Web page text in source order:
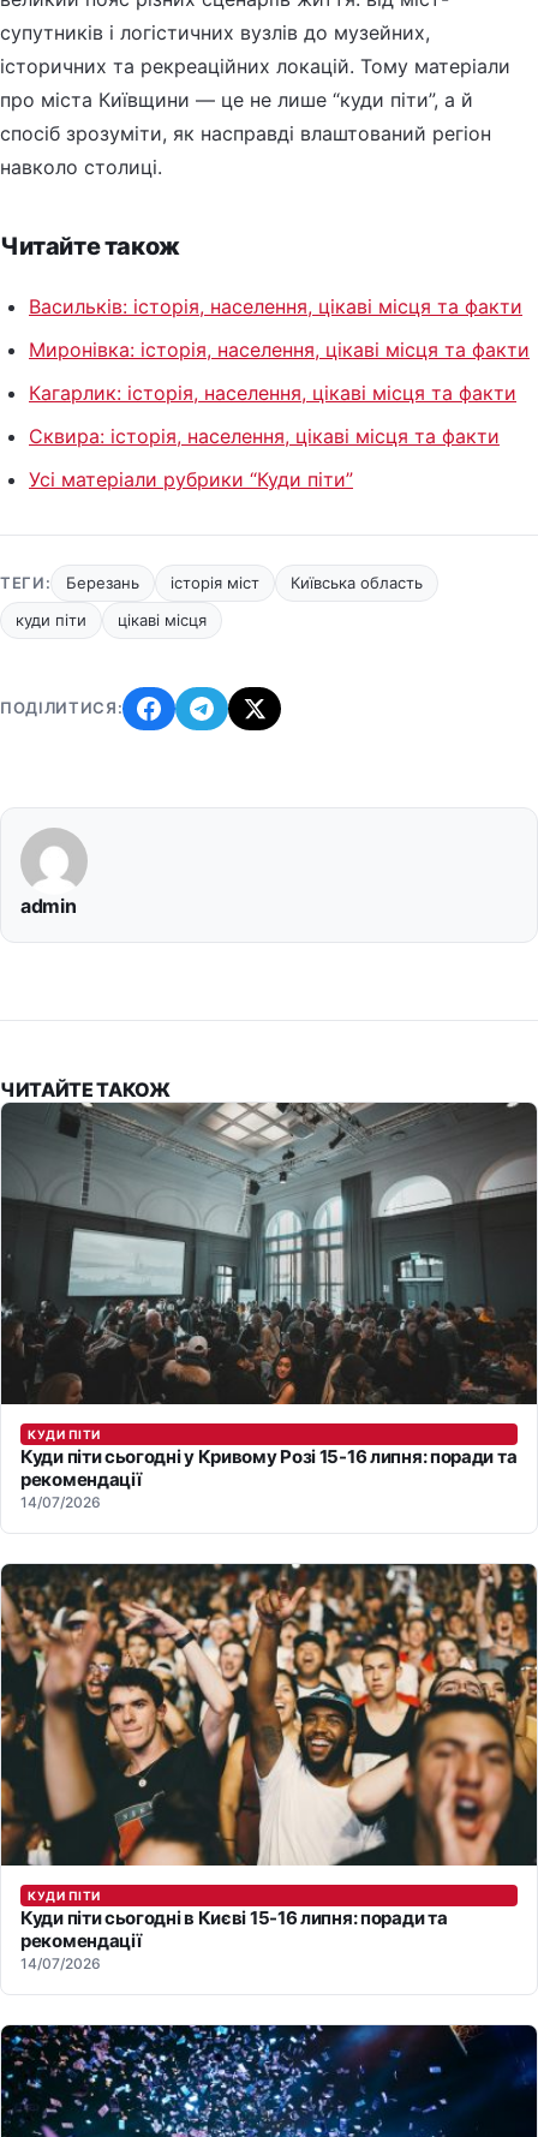
супутників і логістичних вузлів до музейних,
історичних та рекреаційних локацій. Тому матеріали
про міста Київщини — це не лише “куди піти”, а й
спосіб зрозуміти, як насправді влаштований регіон
навколо столиці.
Читайте також
Васильків: історія, населення, цікаві місця та факти
Миронівка: історія, населення, цікаві місця та факти
Кагарлик: історія, населення, цікаві місця та факти
Сквира: історія, населення, цікаві місця та факти
Усі матеріали рубрики “Куди піти”
ТЕГИ: Березань історія міст
Київська область
куди піти
цікаві місця
ПОДІЛИТИСЯ:
admin
ЧИТАЙТЕ ТАКОЖ
КУДИ ПІТИ
Куди піти сьогодні у Кривому Розі 15-16 липня: поради та
рекомендації
14/07/2026
КУДИ ПІТИ
Куди піти сьогодні в Києві 15-16 липня: поради та
рекомендації
14/07/2026